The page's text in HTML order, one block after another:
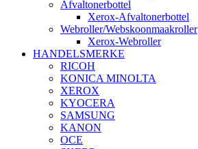
Afvaltonerbottel
Xerox-Afvaltonerbottel
Webroller/Webskoonmaakroller
Xerox-Webroller
HANDELSMERKE
RICOH
KONICA MINOLTA
XEROX
KYOCERA
SAMSUNG
KANON
OCE